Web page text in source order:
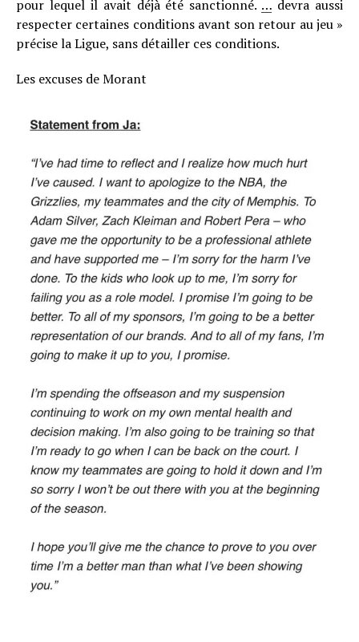
pour lequel il avait déjà été sanctionné. … devra aussi
respecter certaines conditions avant son retour au jeu »
précise la Ligue, sans détailler ces conditions.
Les excuses de Morant